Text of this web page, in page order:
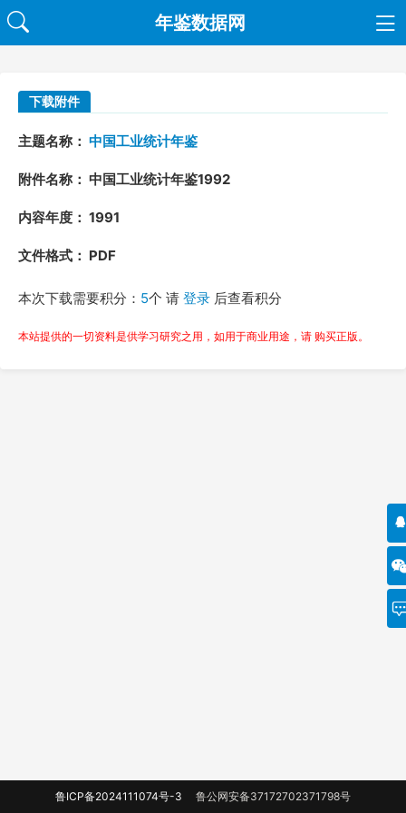
年鉴数据网
下载附件
主题名称： 中国工业统计年鉴
附件名称： 中国工业统计年鉴1992
内容年度： 1991
文件格式： PDF
本次下载需要积分： 5个 请 登录 后查看积分
本站提供的一切资料是供学习研究之用，如用于商业用途，请 购买正版。
鲁ICP备2024111074号-3 鲁公网安备37172702371798号